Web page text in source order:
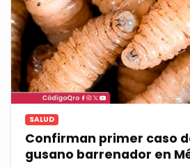
SALUD
Confirman primer caso
gusano barrenador en